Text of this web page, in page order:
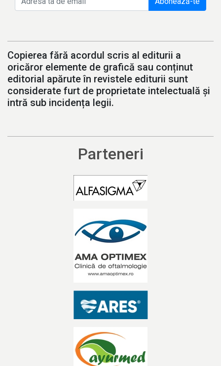
Copierea fără acordul scris al editurii a
oricăror elemente de grafică sau conținut
editorial apărute în revistele editurii sunt
considerate furt de proprietate intelectuală și
intră sub incidența legii.
Parteneri